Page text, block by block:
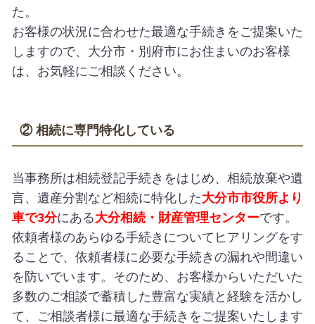
た。
お客様の状況に合わせた最適な手続きをご提案いた
しますので、大分市・別府市にお住まいのお客様
は、お気軽にご相談ください。
② 相続に専門特化している
当事務所は相続登記手続きをはじめ、相続放棄や遺
言、遺産分割など相続に特化した大分市市役所より
車で3分にある大分相続・財産管理センターです。
依頼者様のあらゆる手続きについてヒアリングをす
ることで、依頼者様に必要な手続きの漏れや間違い
を防いでいます。そのため、お客様からいただいた
多数のご相談で蓄積した豊富な実績と経験を活かし
て、ご相談者様に最適な手続きをご提案いたします